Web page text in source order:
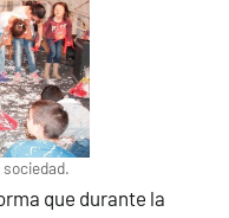
que durante la